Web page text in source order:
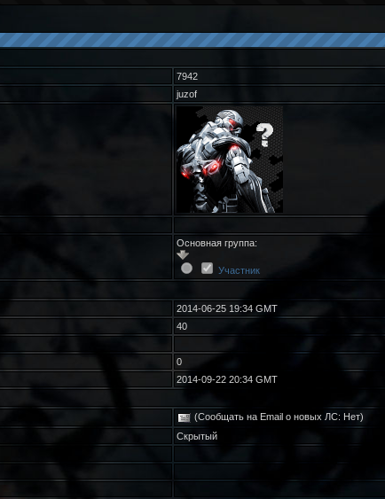
7942
juzof
Основная группа:
Участник
2014-06-25 19:34 GMT
40
0
2014-09-22 20:34 GMT
(Сообщать на Email о новых ЛС: Нет)
Скрытый